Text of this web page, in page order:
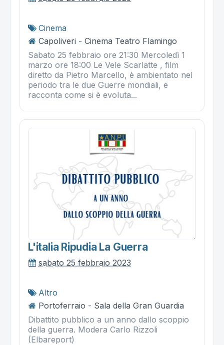
Cinema
Capoliveri - Cinema Teatro Flamingo
Sabato 25 febbraio ore 21:30 Mercoledì 1
marzo ore 18:00 Le Vele Scarlatte , film
diretto da Pietro Marcello, è ambientato nel
periodo tra le due Guerre mondiali, e
racconta come si è evoluta...
L'italia Ripudia La Guerra
sabato 25 febbraio 2023
Altro
Portoferraio - Sala della Gran Guardia
Dibattito pubblico a un anno dallo scoppio
della guerra. Modera Carlo Rizzoli
(Elbareport)